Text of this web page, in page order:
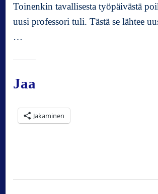
Toinenkin tavallisesta työpäivästä
uusi professori tuli. Tästä se lähtee
…
Jaa
Jakaminen